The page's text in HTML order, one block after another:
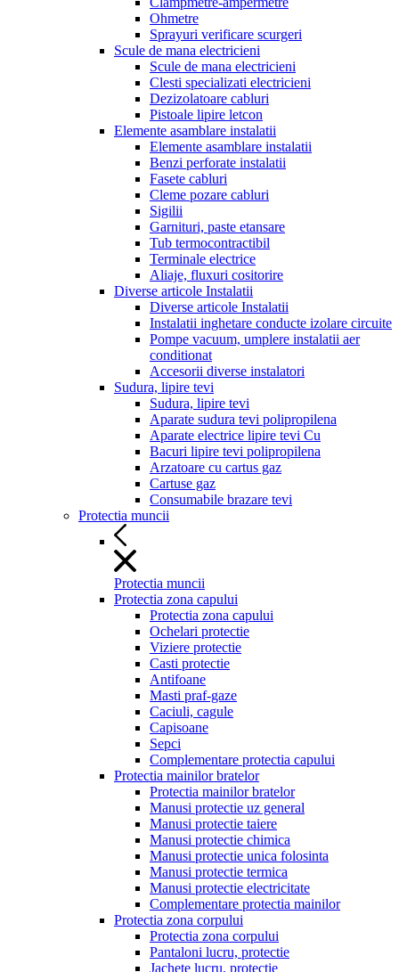
Ohmetre
Sprayuri verificare scurgeri
Scule de mana electricieni
Scule de mana electricieni
Clesti specializati electricieni
Dezizolatoare cabluri
Pistoale lipire letcon
Elemente asamblare instalatii
Elemente asamblare instalatii
Benzi perforate instalatii
Fasete cabluri
Cleme pozare cabluri
Sigilii
Garnituri, paste etansare
Tub termocontractibil
Terminale electrice
Aliaje, fluxuri cositorire
Diverse articole Instalatii
Diverse articole Instalatii
Instalatii inghetare conducte izolare circuite
Pompe vacuum, umplere instalatii aer
conditionat
Accesorii diverse instalatori
Sudura, lipire tevi
Sudura, lipire tevi
Aparate sudura tevi polipropilena
Aparate electrice lipire tevi Cu
Bacuri lipire tevi polipropilena
Arzatoare cu cartus gaz
Cartuse gaz
Consumabile brazare tevi
Protectia muncii
Protectia muncii
Protectia zona capului
Protectia zona capului
Ochelari protectie
Viziere protectie
Casti protectie
Antifoane
Masti praf-gaze
Caciuli, cagule
Capisoane
Sepci
Complementare protectia capului
Protectia mainilor bratelor
Protectia mainilor bratelor
Manusi protectie uz general
Manusi protectie taiere
Manusi protectie chimica
Manusi protectie unica folosinta
Manusi protectie termica
Manusi protectie electricitate
Complementare protectia mainilor
Protectia zona corpului
Protectia zona corpului
Pantaloni lucru, protectie
Jachete lucru, protectie